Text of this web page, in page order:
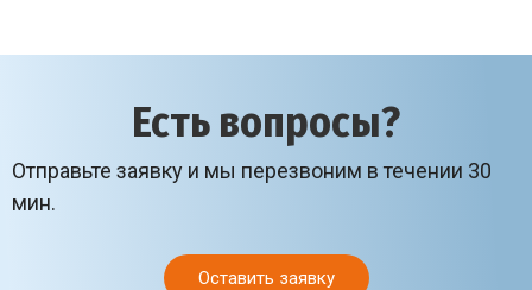
Есть вопросы?
Отправьте заявку и мы перезвоним в течении 30
мин.
Оставить заявку